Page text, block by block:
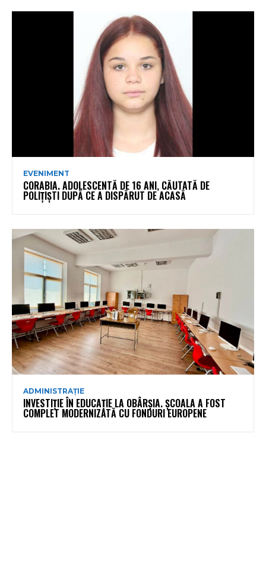
EVENIMENT
CORABIA. ADOLESCENTĂ DE 16 ANI, CĂUTATĂ DE
POLIȚIȘTI DUPĂ CE A DISPĂRUT DE ACASĂ
ADMINISTRAȚIE
INVESTIȚIE ÎN EDUCAȚIE LA OBÂRȘIA. ȘCOALA A FOST
COMPLET MODERNIZATĂ CU FONDURI EUROPENE